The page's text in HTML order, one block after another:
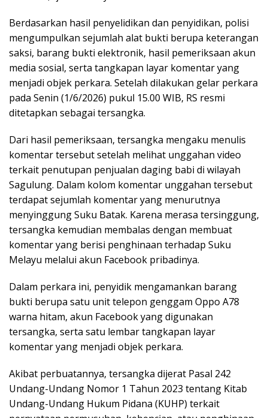
Berdasarkan hasil penyelidikan dan penyidikan, polisi
mengumpulkan sejumlah alat bukti berupa keterangan
saksi, barang bukti elektronik, hasil pemeriksaan akun
media sosial, serta tangkapan layar komentar yang
menjadi objek perkara. Setelah dilakukan gelar perkara
pada Senin (1/6/2026) pukul 15.00 WIB, RS resmi
ditetapkan sebagai tersangka.
Dari hasil pemeriksaan, tersangka mengaku menulis
komentar tersebut setelah melihat unggahan video
terkait penutupan penjualan daging babi di wilayah
Sagulung. Dalam kolom komentar unggahan tersebut
terdapat sejumlah komentar yang menurutnya
menyinggung Suku Batak. Karena merasa tersinggung,
tersangka kemudian membalas dengan membuat
komentar yang berisi penghinaan terhadap Suku
Melayu melalui akun Facebook pribadinya.
Dalam perkara ini, penyidik mengamankan barang
bukti berupa satu unit telepon genggam Oppo A78
warna hitam, akun Facebook yang digunakan
tersangka, serta satu lembar tangkapan layar
komentar yang menjadi objek perkara.
Akibat perbuatannya, tersangka dijerat Pasal 242
Undang-Undang Nomor 1 Tahun 2023 tentang Kitab
Undang-Undang Hukum Pidana (KUHP) terkait